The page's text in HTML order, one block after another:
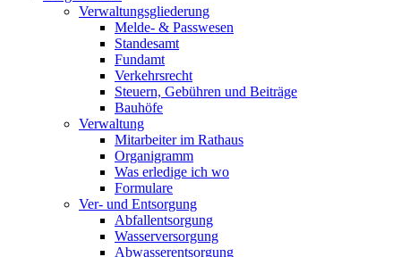
Verwaltungsgliederung
Melde- & Passwesen
Standesamt
Fundamt
Verkehrsrecht
Steuern, Gebühren und Beiträge
Bauhöfe
Verwaltung
Mitarbeiter im Rathaus
Organigramm
Was erledige ich wo
Formulare
Ver- und Entsorgung
Abfallentsorgung
Wasserversorgung
Abwasserentsorgung